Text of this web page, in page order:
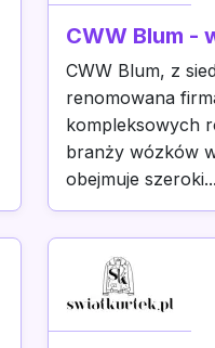
CWW Blum -
CWW Blum, z
renomowana
kompleksowych
branży wózków
obejmuje szeroki...